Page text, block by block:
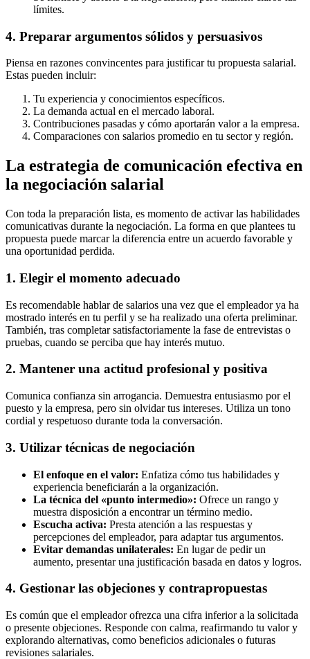
límites.
4. Preparar argumentos sólidos y persuasivos
Piensa en razones convincentes para justificar tu propuesta salarial.
Estas pueden incluir:
Tu experiencia y conocimientos específicos.
La demanda actual en el mercado laboral.
Contribuciones pasadas y cómo aportarán valor a la empresa.
Comparaciones con salarios promedio en tu sector y región.
La estrategia de comunicación efectiva en
la negociación salarial
Con toda la preparación lista, es momento de activar las habilidades
comunicativas durante la negociación. La forma en que plantees tu
propuesta puede marcar la diferencia entre un acuerdo favorable y
una oportunidad perdida.
1. Elegir el momento adecuado
Es recomendable hablar de salarios una vez que el empleador ya ha
mostrado interés en tu perfil y se ha realizado una oferta preliminar.
También, tras completar satisfactoriamente la fase de entrevistas o
pruebas, cuando se perciba que hay interés mutuo.
2. Mantener una actitud profesional y positiva
Comunica confianza sin arrogancia. Demuestra entusiasmo por el
puesto y la empresa, pero sin olvidar tus intereses. Utiliza un tono
cordial y respetuoso durante toda la conversación.
3. Utilizar técnicas de negociación
El enfoque en el valor: Enfatiza cómo tus habilidades y
experiencia beneficiarán a la organización.
La técnica del «punto intermedio»: Ofrece un rango y
muestra disposición a encontrar un término medio.
Escucha activa: Presta atención a las respuestas y
percepciones del empleador, para adaptar tus argumentos.
Evitar demandas unilaterales: En lugar de pedir un
aumento, presentar una justificación basada en datos y logros.
4. Gestionar las objeciones y contrapropuestas
Es común que el empleador ofrezca una cifra inferior a la solicitada
o presente objeciones. Responde con calma, reafirmando tu valor y
explorando alternativas, como beneficios adicionales o futuras
revisiones salariales.